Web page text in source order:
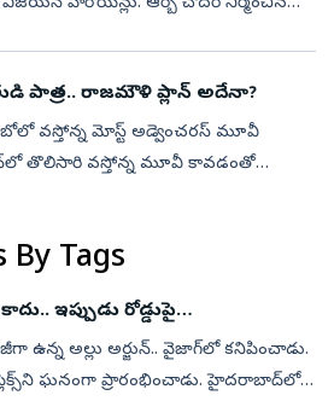
పాత్ర.. రాజమౌళి ప్లాన్ అదేనా?
వస్తోన్న మోస్ట్ అడ్వెంచరస్ మూవీ
తొలిసారి వస్తోన్న మూవీ కావడంతో
By Tags
కాదు.. ఇప్పుడు రోడ్డుపై
ఉన్న అల్లు అర్జున్.. వైజాగ్‍‌లో కనిపించాడు.
ఘనంగా ప్రారంభించాడు. హైదరాబాద్‌లో